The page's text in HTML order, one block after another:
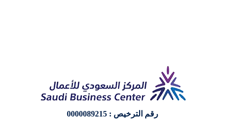
رقم الترخيص : 0000089215